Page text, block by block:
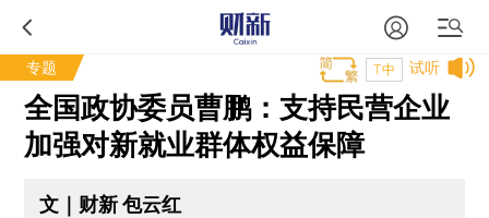
专题 试听
T中
全国政协委员曹鹏：支持民营企业
加强对新就业群体权益保障
文｜财新 包云红